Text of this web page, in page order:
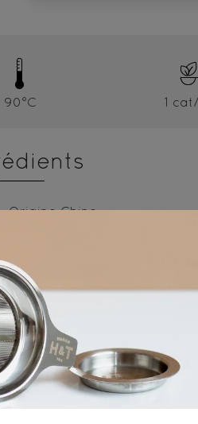
90°C 1
Origine Chine
aussi...